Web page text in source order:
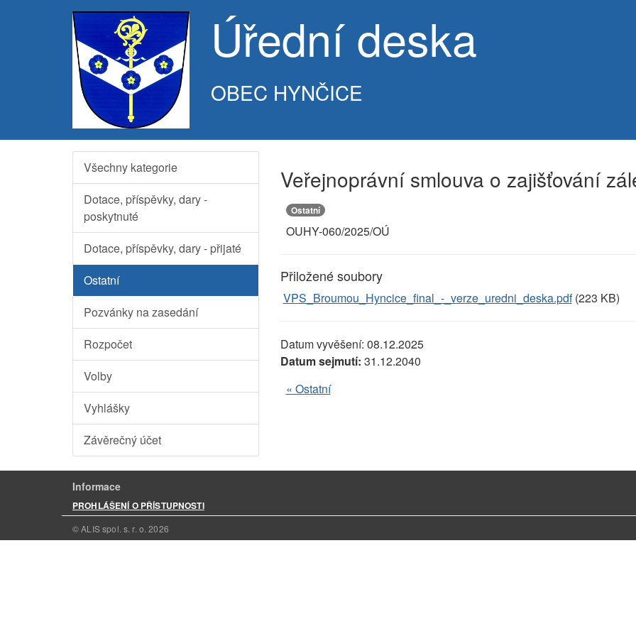
Úřední deska
OBEC HYNČICE
Všechny kategorie
Dotace, příspěvky, dary -
poskytnuté
Dotace, příspěvky, dary - přijaté
Ostatní
Pozvánky na zasedání
Rozpočet
Volby
Vyhlášky
Závěrečný účet
Veřejnoprávní smlouva o zajišťování
Ostatní
OUHY-060/2025/OÚ
Přiložené soubory
VPS_Broumou_Hyncice_final_-_verze_uredni_deska.pdf(223 KB)
Datum vyvěšení: 08.12.2025
Datum sejmutí: 31.12.2040
« Ostatní
Informace
PROHLÁŠENÍ O PŘÍSTUPNOSTI
© ALIS spol. s. r. o.2026